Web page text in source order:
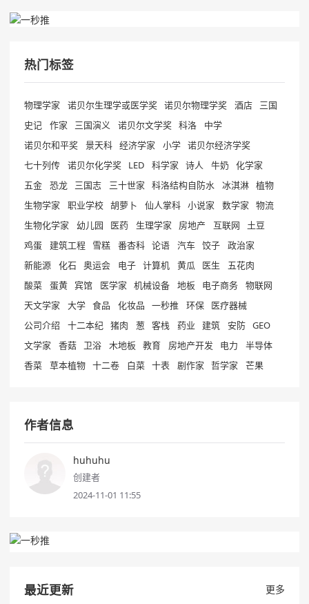
热门标签
物理学家 诺贝尔生理学或医学奖 诺贝尔物理学奖 酒店
三国
史记
作家 三国演义 诺贝尔文学奖 科洛
中学
诺贝尔和平奖
景天科 经济学家 小学 诺贝尔经济学奖
七十列传
诺贝尔化学奖 LED 科学家 诗人 牛奶
化学家
五金
恐龙 三国志 三十世家 科洛结构自防水 冰淇淋 植物
生物学家
职业学校 胡萝卜 仙人掌科 小说家 数学家
物流
生物化学家
幼儿园 医药 生理学家 房地产 互联网
土豆
鸡蛋
建筑工程 雪糕 番杏科 论语 汽车 饺子
政治家
新能源
化石 奥运会 电子 计算机 黄瓜 医生
五花肉
酸菜
蛋黄 宾馆 医学家 机械设备 地板 电子商务
物联网
天文学家
大学 食品 化妆品 一秒推 环保
医疗器械
公司介绍
十二本纪 猪肉 葱 客栈 药业 建筑 安防 GEO
文学家
香菇 卫浴 木地板 教育 房地产开发 电力
半导体
香菜
草本植物 十二卷 白菜 十表 剧作家 哲学家 芒果
作者信息
huhuhu
创建者
2024-11-01 11:55
最近更新 更多